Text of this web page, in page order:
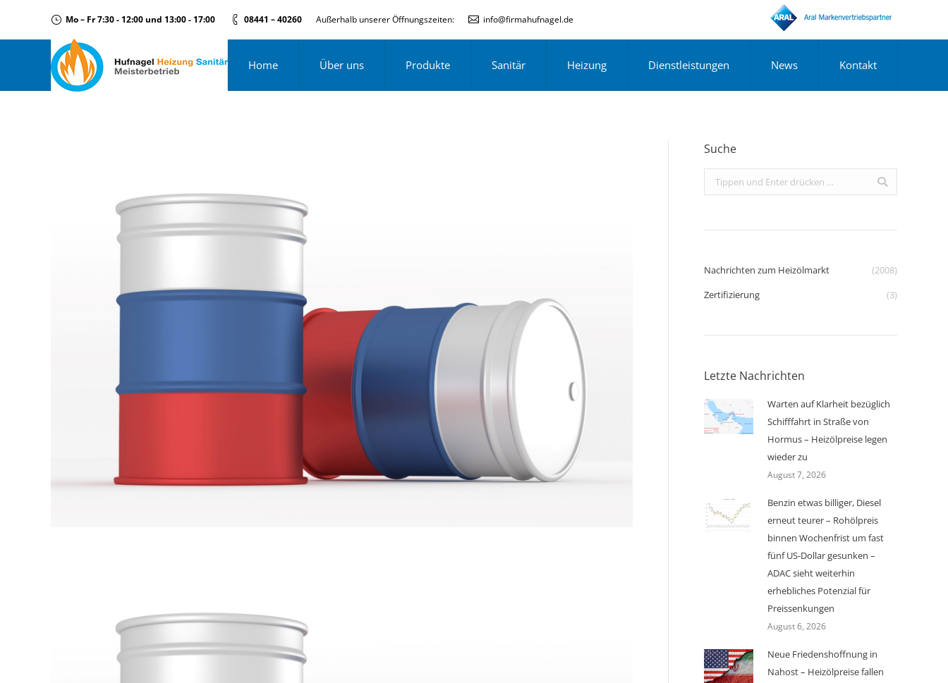
Mo – Fr 7:30 - 12:00 und 13:00 - 17:00 08441 – 40260 Außerhalb unserer Öffnungszeiten: info@firmahufnagel.de
Home Über uns Produkte Sanitär Heizung Dienstleistungen News Kontakt
Suche
Search:
Nachrichten zum Heizölmarkt
(2008)
Zertifizierung
(3)
Letzte Nachrichten
Warten auf Klarheit bezüglich
Schifffahrt in Straße von
Hormus – Heizölpreise legen
wieder zu
August 7, 2026
Benzin etwas billiger, Diesel
erneut teurer – Rohölpreis
binnen Wochenfrist um fast
fünf US-Dollar gesunken –
ADAC sieht weiterhin
erhebliches Potenzial für
Preissenkungen
August 6, 2026
Neue Friedenshoffnung in
Nahost – Heizölpreise fallen